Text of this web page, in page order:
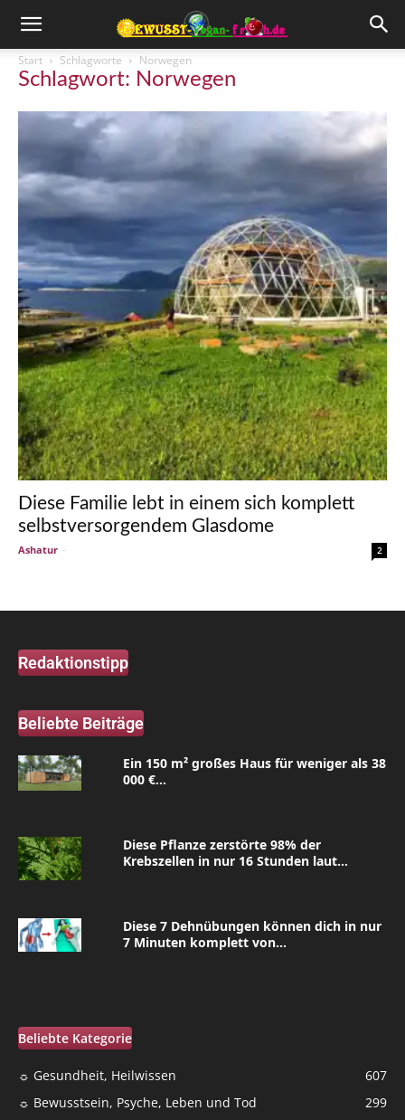
Start Schlagworte Norwegen
Schlagwort: Norwegen
Diese Familie lebt in einem sich komplett
selbstversorgendem Glasdome
Ashatur - 2
Redaktionstipp
Beliebte Beiträge
Ein 150 m² großes Haus für weniger als 38
000 €...
Diese Pflanze zerstörte 98% der
Krebszellen in nur 16 Stunden laut...
Diese 7 Dehnübungen können dich in nur
7 Minuten komplett von...
Beliebte Kategorie
☼ Gesundheit, Heilwissen
607
☼ Bewusstsein, Psyche, Leben und Tod
299